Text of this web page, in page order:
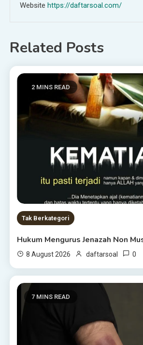
Website https://daftarsoal.com/
Related Posts
2 MINS READ
Tak Berkategori
Hukum Mengurus Jenazah Non
8 August 2026 daftarsoal 0
7 MINS READ